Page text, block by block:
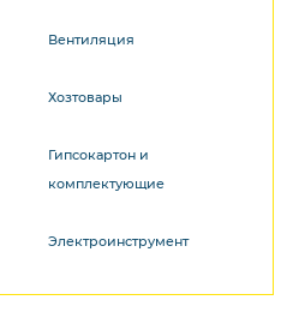
Вентиляция
Хозтовары
Гипсокартон и
комплектующие
Электроинструмент